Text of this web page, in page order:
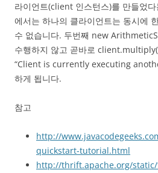
라이언트(client 인스턴스)를 만들었
에서는 하나의 클라이언트는 동시에
수 없습니다. 두번째 new
수행하지 않고 곧바로
“Client is currently executing
하게 됩니다.
참고
http://
quickstart-tutorial.html
http://thrift.apache.org/